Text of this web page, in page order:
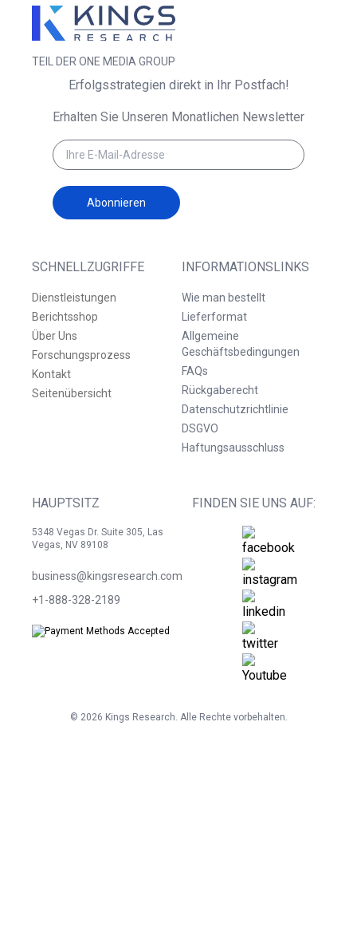
TEIL DER ONE MEDIA GROUP
SCHNELLZUGRIFFE
Dienstleistungen
Berichtsshop
Über Uns
Forschungsprozess
Kontakt
Seitenübersicht
INFORMATIONSLINKS
Wie man bestellt
Lieferformat
Allgemeine
Geschäftsbedingungen
FAQs
Rückgaberecht
Datenschutzrichtlinie
DSGVO
Haftungsausschluss
HAUPTSITZ
5348 Vegas Dr. Suite 305, Las
Vegas, NV 89108
business@kingsresearch.com
+1-888-328-2189
FINDEN SIE UNS AUF:
Erfolgsstrategien direkt in Ihr Postfach!
Erhalten Sie Unseren Monatlichen Newsletter
Abonnieren
© 2026 Kings Research. Alle Rechte vorbehalten.